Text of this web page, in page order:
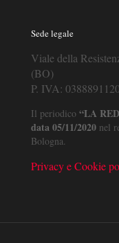
Sede legale
Viale della
(BO)
P. IVA:
Il periodico “LA
data 05/11/2020 nel
Bologna.
Privacy e Cookie